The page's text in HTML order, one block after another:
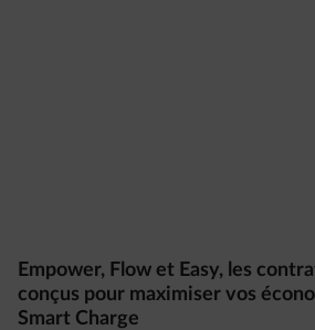
Empower, Flow et Easy, les
conçus pour maximiser vos
Smart Charge